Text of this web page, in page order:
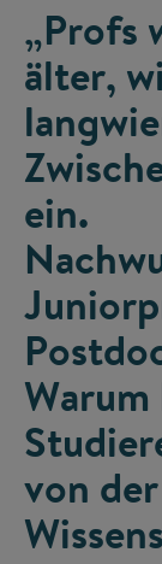
„Profs
älter,
ein.
von